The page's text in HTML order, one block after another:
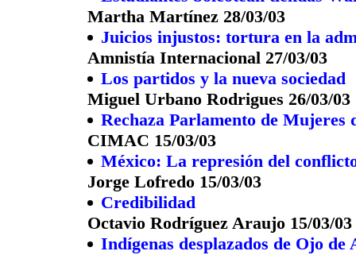
Martha Martínez 28/03/03
Juicios injustos: tortura en la
Amnistía Internacional 27/03/03
Los partidos y la nueva sociedad
Miguel Urbano Rodrigues 26/03/03
Rechaza Parlamento de
CIMAC 15/03/03
México: La represión del
Jorge Lofredo 15/03/03
Credibilidad
Octavio Rodríguez Araujo 15/03/03
Indígenas desplazados de Ojo